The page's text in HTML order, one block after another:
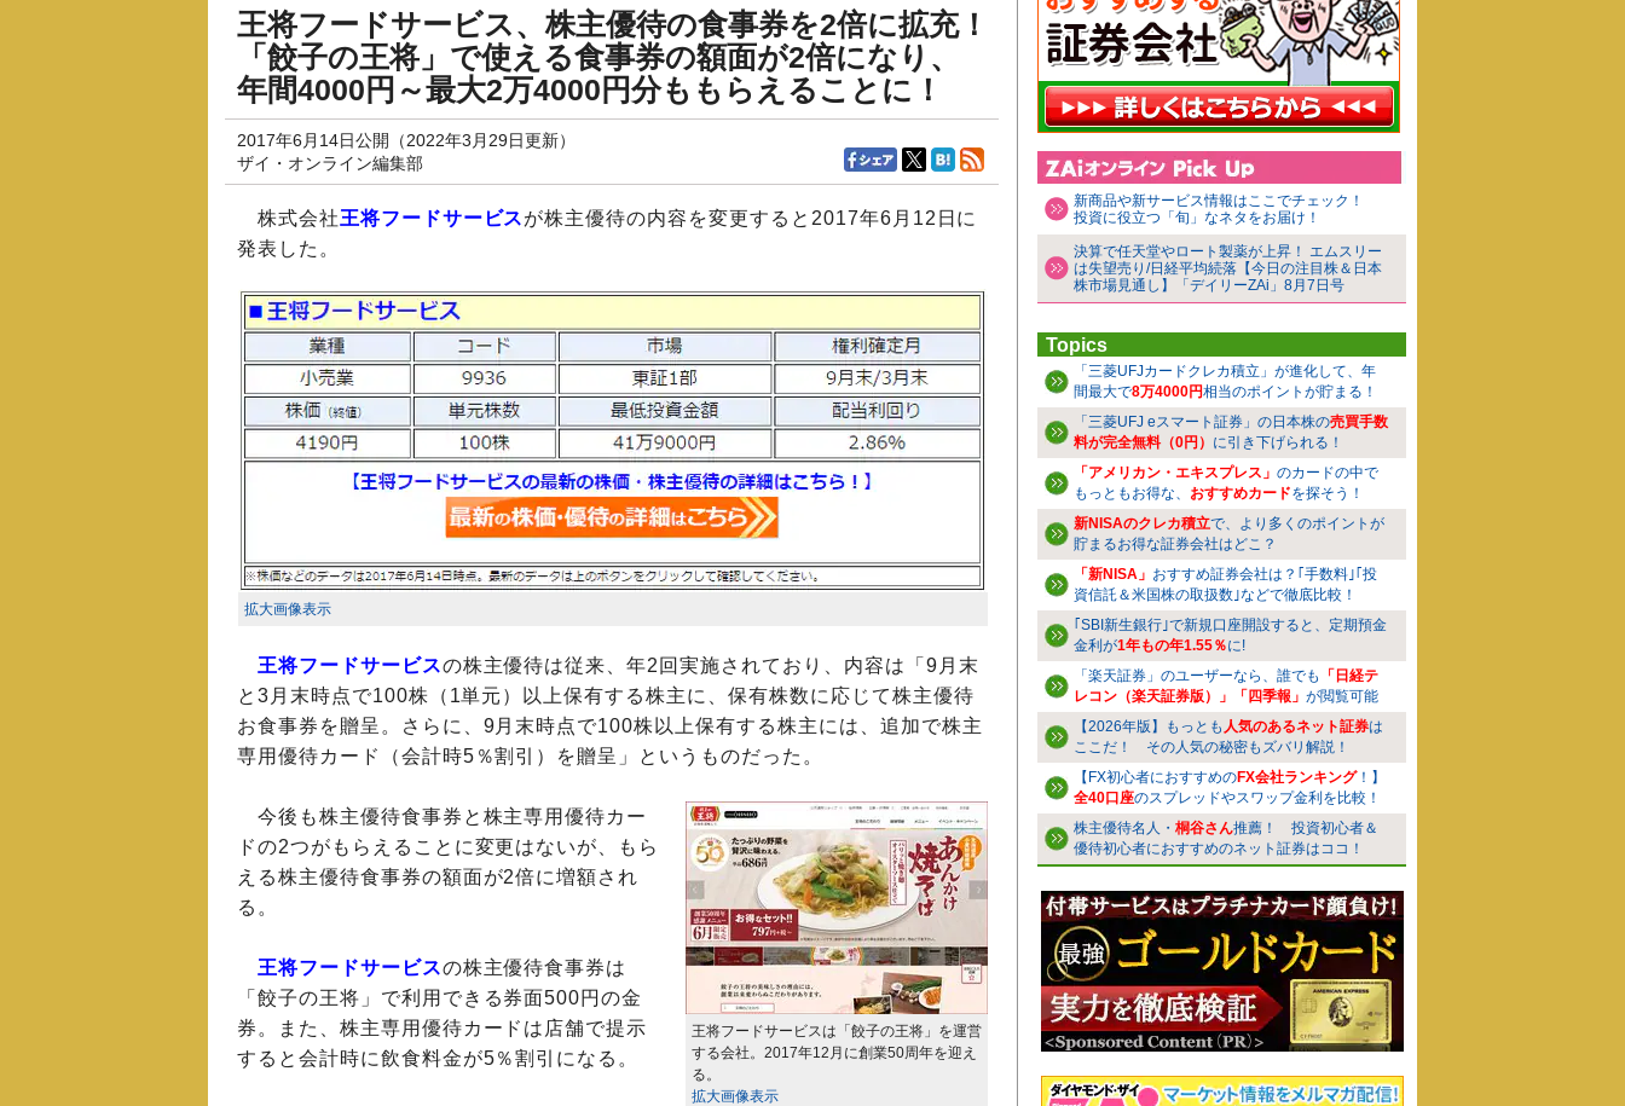
王将フードサービス、株主優待の食事券を2倍に拡充！
「餃子の王将」で使える食事券の額面が2倍になり、
年間4000円～最大2万4000円分ももらえることに！
2017年6月14日公開（2022年3月29日更新）
ザイ・オンライン編集部
株式会社王将フードサービスが株主優待の内容を変更すると2017年6月12日に
発表した。
拡大画像表示
王将フードサービスの株主優待は従来、年2回実施されており、内容は「9月末
と3月末時点で100株（1単元）以上保有する株主に、保有株数に応じて株主優待
お食事券を贈呈。さらに、9月末時点で100株以上保有する株主には、追加で株主
専用優待カード（会計時5％割引）を贈呈」というものだった。
王将フードサービスは「餃子の王将」を運営
する会社。2017年12月に創業50周年を迎え
る。
拡大画像表示
今後も株主優待食事券と株主専用優待カー
ドの2つがもらえることに変更はないが、もら
える株主優待食事券の額面が2倍に増額され
る。
王将フードサービスの株主優待食事券は
「餃子の王将」で利用できる券面500円の金
券。また、株主専用優待カードは店舗で提示
すると会計時に飲食料金が5％割引になる。
新商品や新サービス情報はここでチェック！
投資に役立つ「旬」なネタをお届け！
決算で任天堂やロート製薬が上昇！ エムスリー
は失望売り/日経平均続落【今日の注目株＆日本
株市場見通し】「デイリーZAi」8月7日号
Topics
「三菱UFJカードクレカ積立」が進化して、年
間最大で8万4000円相当のポイントが貯まる！
「三菱UFJ eスマート証券」の日本株の売買手数
料が完全無料（0円） に引き下げられる！
「アメリカン・エキスプレス」 のカードの中で
もっともお得な、 おすすめカードを探そう！
新NISAのクレカ積立で、より多くのポイントが
貯まるお得な証券会社はどこ？
「新NISA」 おすすめ証券会社は？｢手数料｣｢投
資信託＆米国株の取扱数｣などで徹底比較！
｢SBI新生銀行｣で新規口座開設すると、定期預金
金利が1年もの年1.55％に!
「楽天証券」のユーザーなら、誰でも
「日経テ
レコン（楽天証券版）」「四季報」 が閲覧可能
【2026年版】もっとも 人気のあるネット証券は
ここだ！ その人気の秘密もズバリ解説！
【FX初心者におすすめのFX会社ランキング！】
全40口座のスプレッドやスワップ金利を比較！
株主優待名人・ 桐谷さん推薦！ 投資初心者＆
優待初心者におすすめのネット証券はココ！